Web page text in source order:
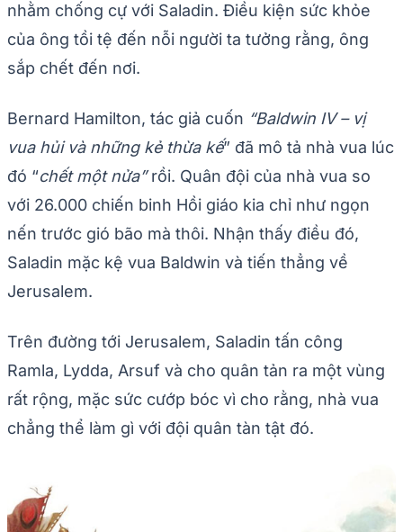
nhằm chống cự với Saladin. Điều kiện sức khỏe
của ông tồi tệ đến nỗi người ta tưởng rằng, ông
sắp chết đến nơi.
Bernard Hamilton, tác giả cuốn “Baldwin IV – vị
vua hủi và những kẻ thừa kế” đã mô tả nhà vua lúc
đó “chết một nửa”rồi. Quân đội của nhà vua so
với 26.000 chiến binh Hồi giáo kia chỉ như ngọn
nến trước gió bão mà thôi. Nhận thấy điều đó,
Saladin mặc kệ vua Baldwin và tiến thẳng về
Jerusalem.
Trên đường tới Jerusalem, Saladin tấn công
Ramla, Lydda, Arsuf và cho quân tản ra một vùng
rất rộng, mặc sức cướp bóc vì cho rằng, nhà vua
chẳng thể làm gì với đội quân tàn tật đó.